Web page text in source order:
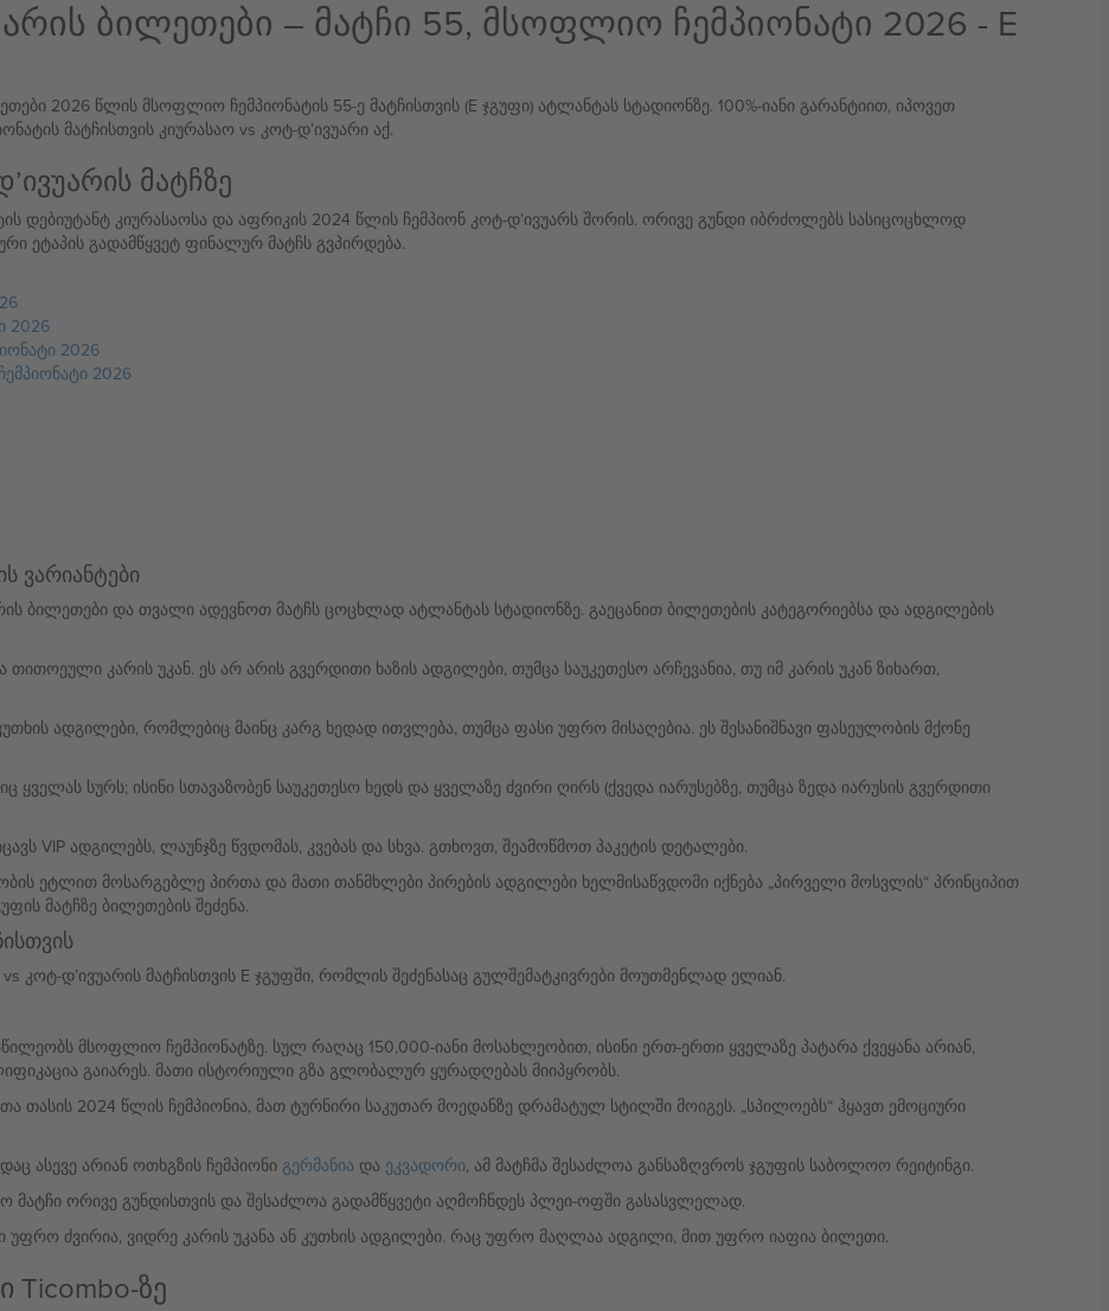
ბილეთები – მატჩი 55, მსოფლიო ჩემპიონატი 2026 - E
2026 წლის მსოფლიო ჩემპიონატის 55-ე მატჩისთვის (E ჯგუფი) ატლანტას სტადიონზე. 100%-იანი გარანტიით, იპოვეთ
მატჩისთვის კიურასაო vs კოტ-დ’ივუარი აქ.
მატჩზე
დებიუტანტ კიურასაოსა და აფრიკის 2024 წლის ჩემპიონ კოტ-დ’ივუარს შორის. ორივე გუნდი იბრძოლებს სასიცოცხლოდ
ეტაპის გადამწყვეტ ფინალურ მატჩს გვპირდება.
2026
2026
2026
ვარიანტები
ბილეთები და თვალი ადევნოთ მატჩს ცოცხლად ატლანტას სტადიონზე. გაეცანით ბილეთების კატეგორიებსა და ადგილების
კარის უკან. ეს არ არის გვერდითი ხაზის ადგილები, თუმცა საუკეთესო არჩევანია, თუ იმ კარის უკან ზიხართ,
ადგილები, რომლებიც მაინც კარგ ხედად ითვლება, თუმცა ფასი უფრო მისაღებია. ეს შესანიშნავი ფასეულობის მქონე
სურს; ისინი სთავაზობენ საუკეთესო ხედს და ყველაზე ძვირი ღირს (ქვედა იარუსებზე, თუმცა ზედა იარუსის გვერდითი
VIP ადგილებს, ლაუნჯზე წვდომას, კვებას და სხვა. გთხოვთ, შეამოწმოთ პაკეტის დეტალები.
ეტლით მოსარგებლე პირთა და მათი თანმხლები პირების ადგილები ხელმისაწვდომი იქნება „პირველი მოსვლის“ პრინციპით
მატჩზე ბილეთების შეძენა.
კოტ-დ’ივუარის მატჩისთვის E ჯგუფში, რომლის შეძენასაც გულშემატკივრები მოუთმენლად ელიან.
მსოფლიო ჩემპიონატზე. სულ რაღაც 150,000-იანი მოსახლეობით, ისინი ერთ-ერთი ყველაზე პატარა ქვეყანა არიან,
გაიარეს. მათი ისტორიული გზა გლობალურ ყურადღებას მიიპყრობს.
თასის 2024 წლის ჩემპიონია, მათ ტურნირი საკუთარ მოედანზე დრამატულ სტილში მოიგეს. „სპილოებს“ ჰყავთ ემოციური
ასევე არიან ოთხგზის ჩემპიონი გერმანია და ეკვადორი, ამ მატჩმა შესაძლოა განსაზღვროს ჯგუფის საბოლოო რეიტინგი.
მატჩი ორივე გუნდისთვის და შესაძლოა გადამწყვეტი აღმოჩნდეს პლეი-ოფში გასასვლელად.
უფრო ძვირია, ვიდრე კარის უკანა ან კუთხის ადგილები. რაც უფრო მაღლაა ადგილი, მით უფრო იაფია ბილეთი.
ზე